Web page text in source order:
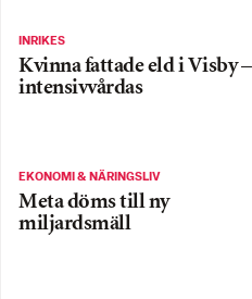
INRIKES
Kvinna fattade eld i Visby –
intensivvårdas
EKONOMI & NÄRINGSLIV
Meta döms till ny
miljardsmäll